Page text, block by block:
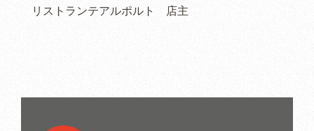
リストランテアルポルト 店主